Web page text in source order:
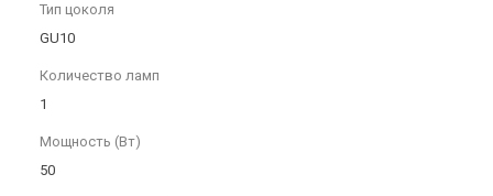
Тип цоколя
GU10
Количество ламп
1
Мощность (Вт)
50